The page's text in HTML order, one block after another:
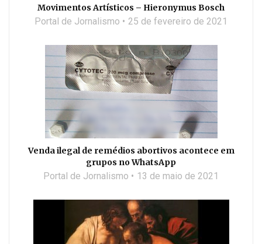
Movimentos Artísticos – Hieronymus Bosch
Portal de Jornalismo 25 de fevereiro de 2021
Venda ilegal de remédios abortivos acontece em
grupos no WhatsApp
Portal de Jornalismo 13 de maio de 2021